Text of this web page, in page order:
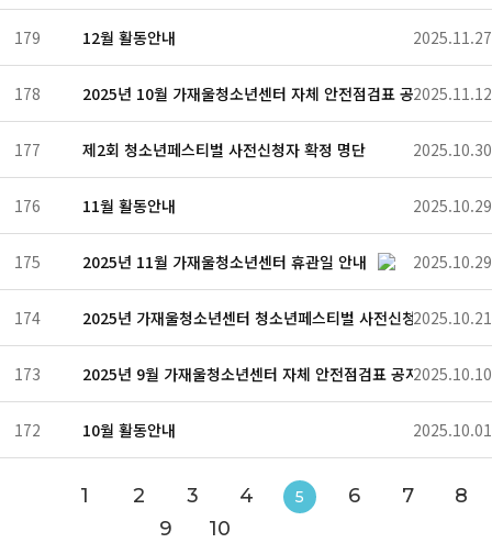
179 12월 활동안내 2025.11.27
178 2025년 10월 가재울청소년센터 자체 안전점검표 공지2025.11.12
177 제2회 청소년페스티벌 사전신청자 확정 명단 2025.10.30
176 11월 활동안내 2025.10.29
175 2025년 11월 가재울청소년센터 휴관일 안내 2025.10.29
174 2025년 가재울청소년센터 청소년페스티벌 사전신청 안내2025.10.21
173 2025년 9월 가재울청소년센터 자체 안전점검표 공지2025.10.10
172 10월 활동안내 2025.10.01
1 2 3 4 5 6 7
8
9
10